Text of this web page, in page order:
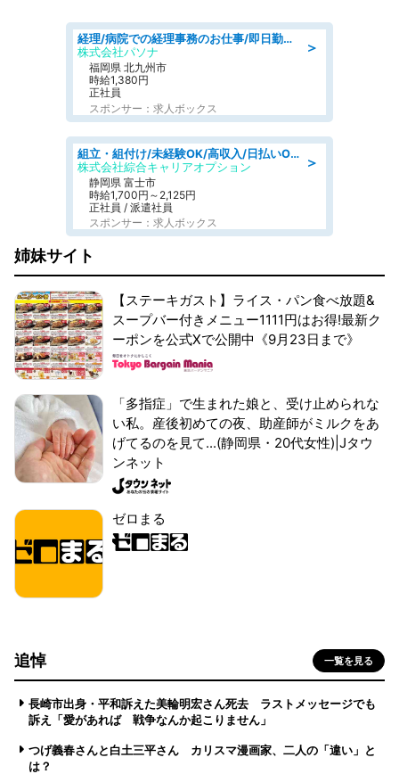
＞
経理/病院での経理事務のお仕事/即日勤務可/車通勤可/経理/一般事務
株式会社パソナ
福岡県 北九州市
時給1,380円
正社員
スポンサー：求人ボックス
＞
組立・組付け/未経験OK/高収入/日払いOK/交替制/20・30・40代活躍中
株式会社綜合キャリアオプション
静岡県 富士市
時給1,700円～2,125円
正社員 / 派遣社員
スポンサー：求人ボックス
姉妹サイト
【ステーキガスト】ライス・パン食べ放題&
スープバー付きメニュー1111円はお得!最新ク
ーポンを公式Xで公開中《9月23日まで》
「多指症」で生まれた娘と、受け止められな
い私。産後初めての夜、助産師がミルクをあ
げてるのを見て...(静岡県・20代女性)|Jタウ
ンネット
ゼロまる
追悼 一覧を見る
長崎市出身・平和訴えた美輪明宏さん死去 ラストメッセージでも
訴え「愛があれば 戦争なんか起こりません」
つげ義春さんと白土三平さん カリスマ漫画家、二人の「違い」と
は？